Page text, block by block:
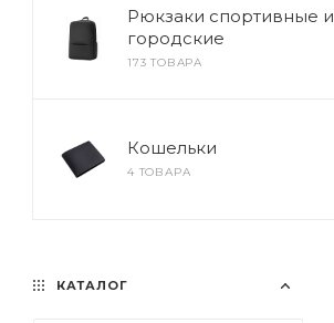
Рюкзаки спортивные и
городские
173 ТОВАРА
Кошельки
4 ТОВАРА
КАТАЛОГ